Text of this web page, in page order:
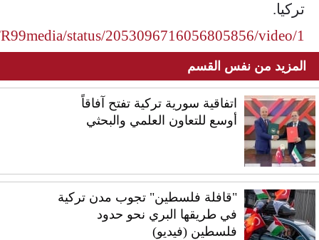
تركيا.
status/2053096716056805856/video/1
المزيد من نفس القسم
اتفاقية سورية تركية تفتح آفاقاً
أوسع للتعاون العلمي والبحثي
"قافلة فلسطين" تجوب مدن تركية
في طريقها البري نحو حدود
فلسطين (فيديو)